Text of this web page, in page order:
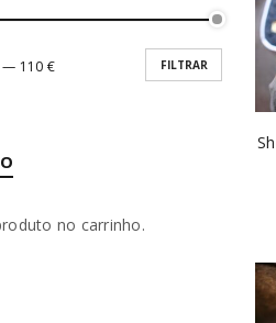
FILTRAR
110 €
no carrinho.